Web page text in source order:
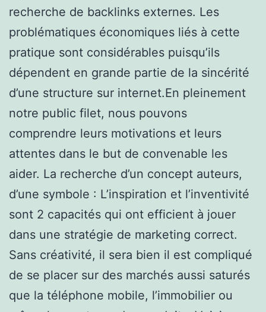
recherche de backlinks externes. Les
problématiques économiques liés à cette
pratique sont considérables puisqu’ils
dépendent en grande partie de la sincérité
d’une structure sur internet.En pleinement
notre public filet, nous pouvons
comprendre leurs motivations et leurs
attentes dans le but de convenable les
aider. La recherche d’un concept auteurs,
d’une symbole : L’inspiration et l’inventivité
sont 2 capacités qui ont efficient à jouer
dans une stratégie de marketing correct.
Sans créativité, il sera bien il est compliqué
de se placer sur des marchés aussi saturés
que la téléphone mobile, l’immobilier ou